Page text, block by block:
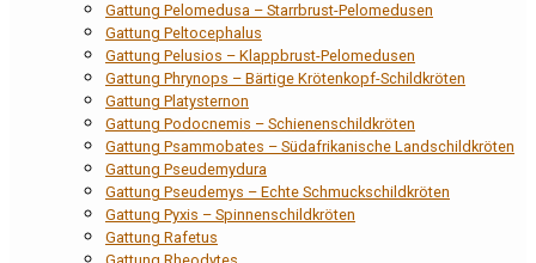
Gattung Pelomedusa – Starrbrust-Pelomedusen
Gattung Peltocephalus
Gattung Pelusios – Klappbrust-Pelomedusen
Gattung Phrynops – Bärtige Krötenkopf-Schildkröten
Gattung Platysternon
Gattung Podocnemis – Schienenschildkröten
Gattung Psammobates – Südafrikanische Landschildkröten
Gattung Pseudemydura
Gattung Pseudemys – Echte Schmuckschildkröten
Gattung Pyxis – Spinnenschildkröten
Gattung Rafetus